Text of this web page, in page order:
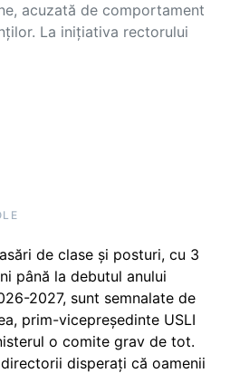
acuzată de comportament
La inițiativa rectorului
de clase și posturi, cu 3
până la debutul anului
2027, sunt semnalate de
prim-vicepreședinte USLI
o comite grav de tot.
disperați că oamenii